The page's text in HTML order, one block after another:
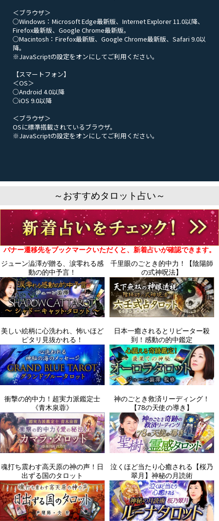
＜ブラウザ＞
○Windows：Microsoft Edge最新版、Internet Explorer 11.0以降、
Firefox最新版、Google Chrome最新版。
○Macintosh：Firefox最新版、Google Chrome最新版、Safari 9.0以
降。
※JavaScriptの設定をオンにしてご利用ください。
【スマートフォン】
＜OS＞
○Android 4.0以降
○iOS 9.0以降
＜ブラウザ＞
OSに標準搭載されているブラウザ。
※JavaScriptの設定をオンにしてご利用ください。